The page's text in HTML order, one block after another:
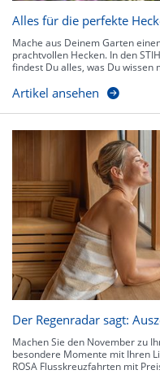
Alles für die perfekte
Mache aus Deinem Garten
prachtvollen Hecken. In den
findest Du alles, was Du wissen
Artikel ansehen
Der Regenradar sagt:
Machen Sie den November zu
besondere Momente mit Ihren
ROSA Flusskreuzfahrten mit